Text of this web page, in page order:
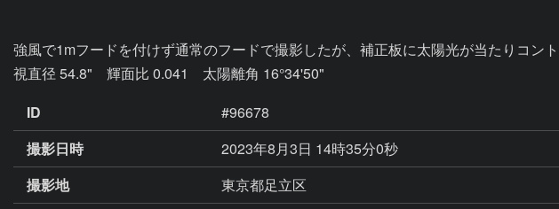
強風で1mフードを付けず通常のフードで撮影したが、補正板に太陽光が当たりコント
視直径 54.8"　輝面比 0.041　太陽離角 16°34'50"
ID
#96678
撮影日時
2023年8月3日 14時35分0秒
撮影地
東京都足立区